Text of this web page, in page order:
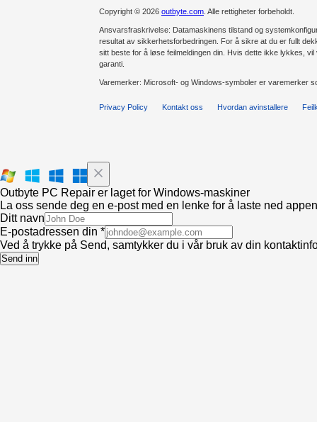
Copyright © 2026 outbyte.com . Alle rettigheter forbeholdt.
Ansvarsfraskrivelse: Datamaskinens tilstand og
resultat av sikkerhetsforbedringen. For å sikre at du er fullt
sitt beste for å løse feilmeldingen din. Hvis dette ikke lykkes,
garanti.
Varemerker: Microsoft- og Windows-symboler er varemerker
Privacy Policy Kontakt oss Hvordan avinstallere
Outbyte PC Repair er laget for Windows-maskiner
La oss sende deg en e-post med en lenke for å laste ned
Ditt navn
E-postadressen din *
Ved å trykke på Send, samtykker du i vår bruk av din